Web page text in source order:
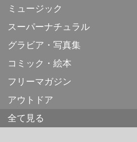
ミュージック
スーパーナチュラル
グラビア・写真集
コミック・絵本
フリーマガジン
アウトドア
全て見る